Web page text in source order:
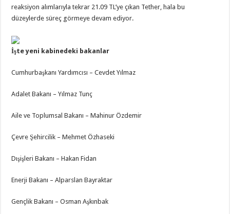
reaksiyon alımlarıyla tekrar 21.09 TL’ye çıkan Tether, hala bu
düzeylerde süreç görmeye devam ediyor.
İşte yeni kabinedeki bakanlar
Cumhurbaşkanı Yardımcısı – Cevdet Yılmaz
Adalet Bakanı – Yılmaz Tunç
Aile ve Toplumsal Bakanı – Mahinur Özdemir
Çevre Şehircilik – Mehmet Özhaseki
Dışişleri Bakanı – Hakan Fidan
Enerji Bakanı – Alparslan Bayraktar
Gençlik Bakanı – Osman Aşkınbak